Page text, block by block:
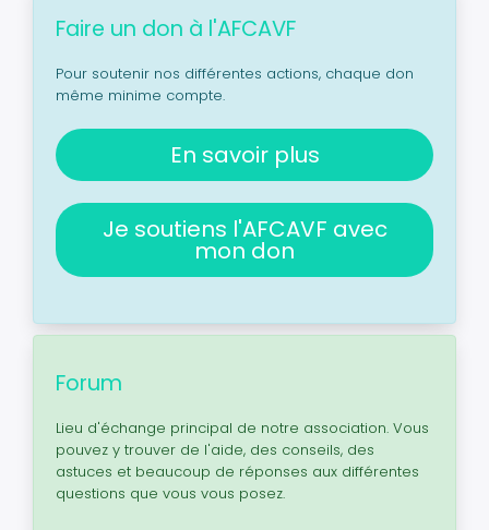
Faire un don à l'AFCAVF
Pour soutenir nos différentes actions, chaque don
même minime compte.
En savoir plus
Je soutiens l'AFCAVF avec
mon don
Forum
Lieu d'échange principal de notre association. Vous
pouvez y trouver de l'aide, des conseils, des
astuces et beaucoup de réponses aux différentes
questions que vous vous posez.